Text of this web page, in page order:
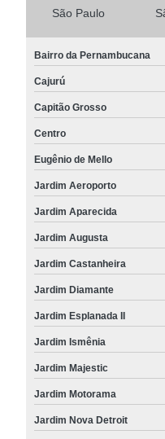
São Paulo
Bairro da Pernambucana
Cajurú
Capitão Grosso
Centro
Eugênio de Mello
Jardim Aeroporto
Jardim Aparecida
Jardim Augusta
Jardim Castanheira
Jardim Diamante
Jardim Esplanada II
Jardim Ismênia
Jardim Majestic
Jardim Motorama
Jardim Nova Detroit